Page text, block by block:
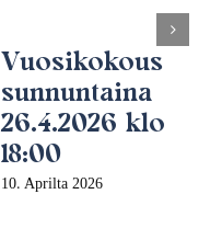
Vuosikokous
sunnuntaina
26.4.2026 klo
18:00
10. Aprilta 2026